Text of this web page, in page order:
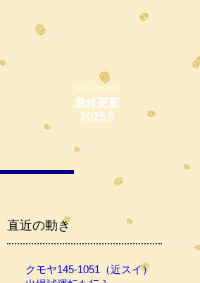
最終更新
2025.5
直近の動き
クモヤ145-1051（近スイ）